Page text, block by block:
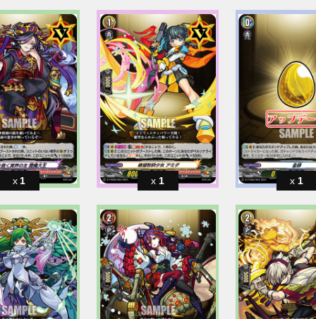
1 1 1